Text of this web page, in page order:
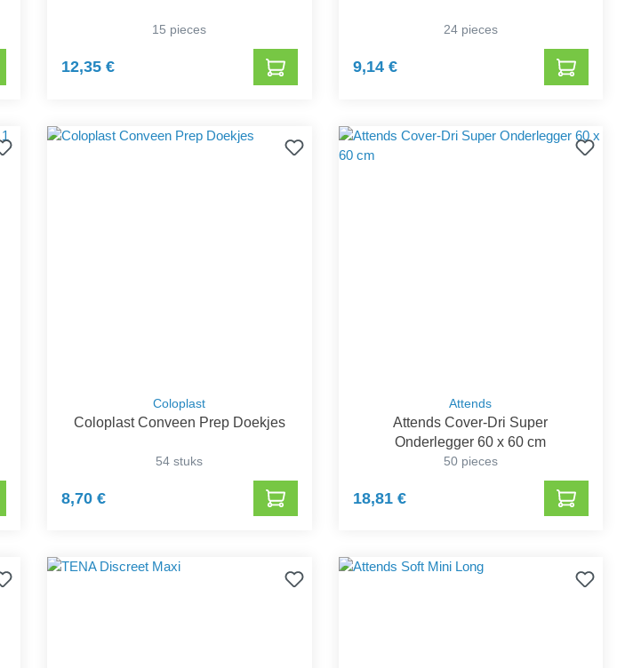
15 pieces
12,35 €
24 pieces
9,14 €
Coloplast
Coloplast Conveen Prep Doekjes
54 stuks
8,70 €
Attends
Attends Cover-Dri Super
Onderlegger 60 x 60 cm
50 pieces
18,81 €